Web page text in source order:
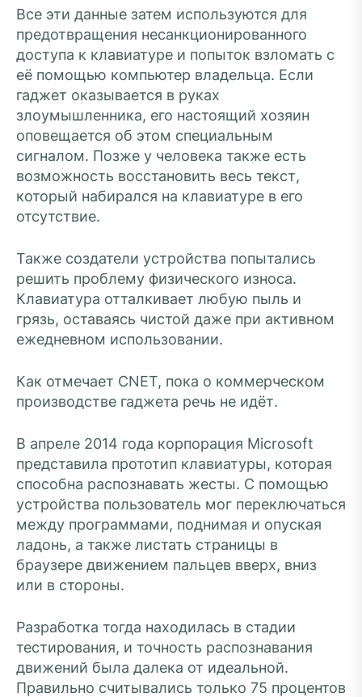
Все эти данные затем используются для
предотвращения несанкционированного
доступа к клавиатуре и попыток взломать с
её помощью компьютер владельца. Если
гаджет оказывается в руках
злоумышленника, его настоящий хозяин
оповещается об этом специальным
сигналом. Позже у человека также есть
возможность восстановить весь текст,
который набирался на клавиатуре в его
отсутствие.
Также создатели устройства попытались
решить проблему физического износа.
Клавиатура отталкивает любую пыль и
грязь, оставаясь чистой даже при активном
ежедневном использовании.
Как отмечает СNET, пока о коммерческом
производстве гаджета речь не идёт.
В апреле 2014 года корпорация Microsoft
представила прототип клавиатуры, которая
способна распознавать жесты. С помощью
устройства пользователь мог переключаться
между программами, поднимая и опуская
ладонь, а также листать страницы в
браузере движением пальцев вверх, вниз
или в стороны.
Разработка тогда находилась в стадии
тестирования, и точность распознавания
движений была далека от идеальной.
Правильно считывались только 75 процентов